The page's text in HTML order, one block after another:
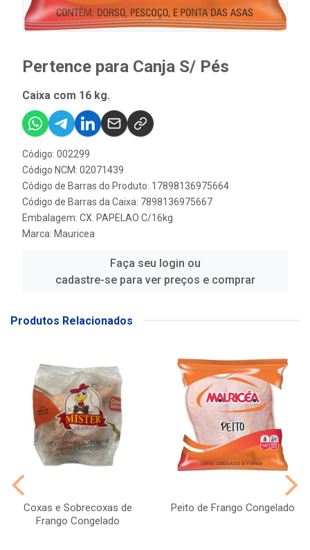
Pertence para Canja S/ Pés
Caixa com 16 kg.
Código: 002299
Código NCM: 02071439
Código de Barras do Produto: 17898136975664
Código de Barras da Caixa: 7898136975667
Embalagem: CX. PAPELAO C/16kg
Marca: Mauricea
Faça seu login ou
cadastre-se para ver preços e comprar
Produtos Relacionados
Coxas e Sobrecoxas de
Frango Congelado
Peito de Frango Congelado